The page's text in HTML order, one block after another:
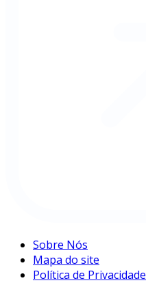
Sobre Nós
Mapa do site
Política de Privacidade